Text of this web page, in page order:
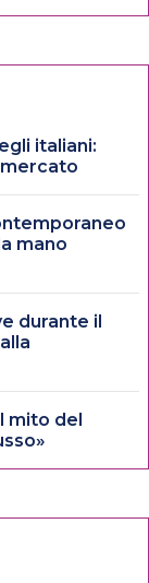
italiani:
mano
durante il
mito del